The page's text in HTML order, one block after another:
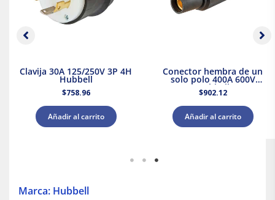
Clavija 30A 125/250V 3P 4H
Hubbell
$758.96
Añadir al carrito
Conector hembra de un
solo polo 400A 600V
Hubbell
$902.12
Añadir al carrito
Marca: Hubbell